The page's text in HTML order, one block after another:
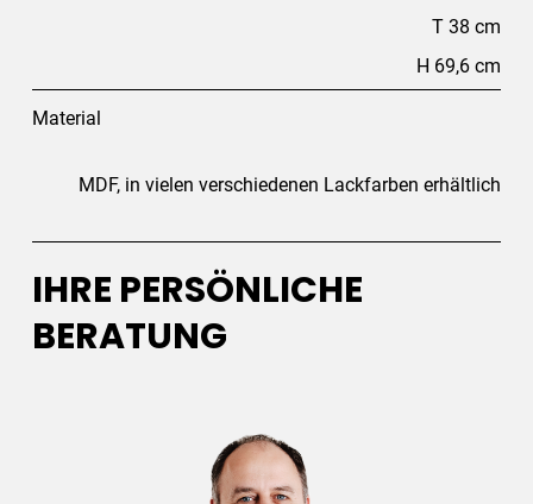
T 38 cm
H 69,6 cm
Material
MDF, in vielen verschiedenen Lackfarben erhältlich
IHRE PERSÖNLICHE
BERATUNG